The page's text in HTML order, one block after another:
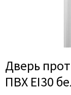
Дверь
ПВХ EI30